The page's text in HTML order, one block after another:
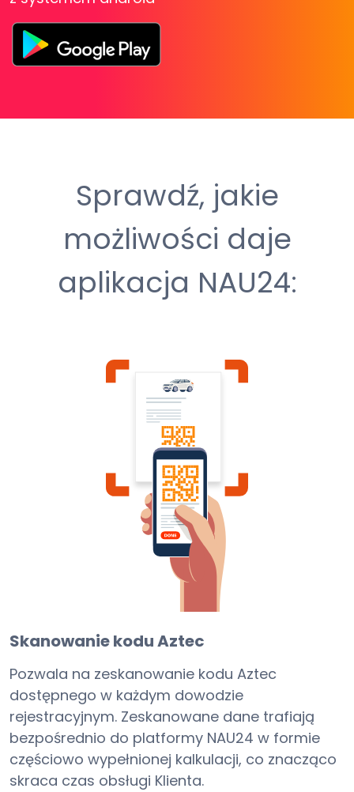
Sprawdź, jakie
możliwości daje
aplikacja NAU24:
Skanowanie kodu Aztec
Pozwala na zeskanowanie kodu Aztec
dostępnego w każdym dowodzie
rejestracyjnym. Zeskanowane dane trafiają
bezpośrednio do platformy NAU24 w formie
częściowo wypełnionej kalkulacji, co znacząco
skraca czas obsługi Klienta.